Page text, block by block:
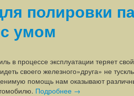
полировки
умом
в процессе эксплуатации теряет
своего железного»друга» не
помощь нам оказывают
Подробнее →